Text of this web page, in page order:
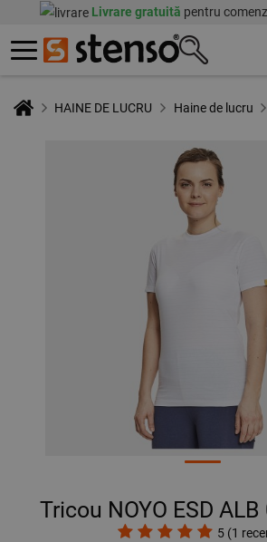
Livrare gratuită pentru
HAINE DE LUCRU Haine de lucru
Tricou NOYO ESD
5 (1